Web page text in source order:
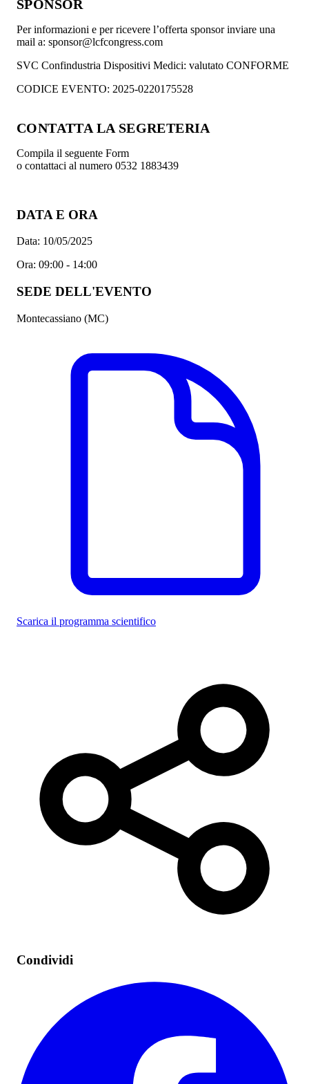
SPONSOR
Per informazioni e per ricevere l’offerta sponsor inviare una
mail a: sponsor@lcfcongress.com
SVC Confindustria Dispositivi Medici: valutato CONFORME
CODICE EVENTO: 2025-0220175528
CONTATTA LA SEGRETERIA
Compila il seguente Form
o contattaci al numero 0532 1883439
DATA E ORA
Data: 10/05/2025
Ora: 09:00 - 14:00
SEDE DELL'EVENTO
Montecassiano (MC)
Scarica il programma scientifico
Condividi